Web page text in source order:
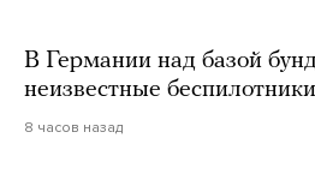
В Германии над базой
неизвестные беспилотники
8 часов назад